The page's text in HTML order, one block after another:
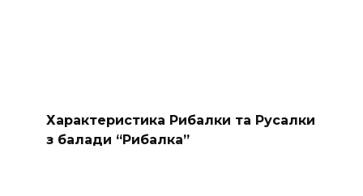
Характеристика Рибалки та Русалки
з балади “Рибалка”